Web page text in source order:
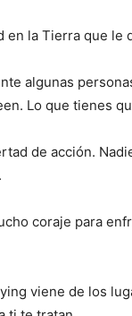
en la Tierra que le
algunas
Lo que tienes
de acción.
coraje para
viene de los